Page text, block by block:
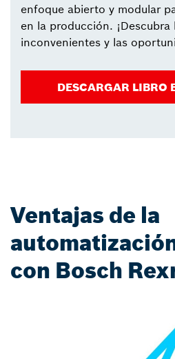
enfoque abierto y modular
en la producción. ¡Descubra
inconvenientes y las
DESCARGAR LIBRO
Ventajas de la
con Bosch